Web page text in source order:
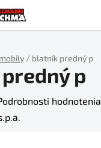
/ blatník predný p
p
hodnotenia